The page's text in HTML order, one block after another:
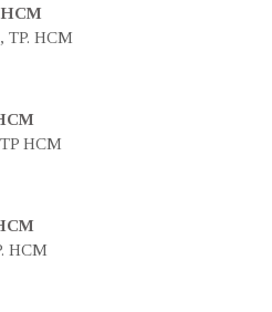
HCM
TP. HCM
HCM
HCM